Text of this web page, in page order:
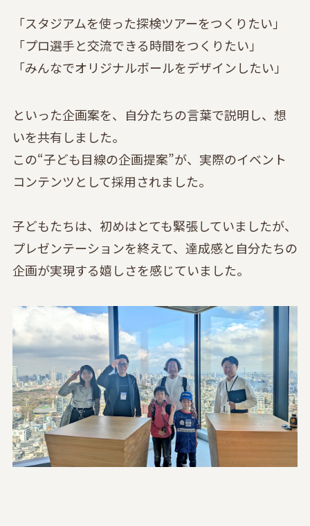
「スタジアムを使った探検ツアーをつくりたい」
「プロ選手と交流できる時間をつくりたい」
「みんなでオリジナルボールをデザインしたい」
といった企画案を、自分たちの言葉で説明し、想
いを共有しました。
この“子ども目線の企画提案”が、実際のイベント
コンテンツとして採用されました。
子どもたちは、初めはとても緊張していましたが、
プレゼンテーションを終えて、達成感と自分たちの
企画が実現する嬉しさを感じていました。